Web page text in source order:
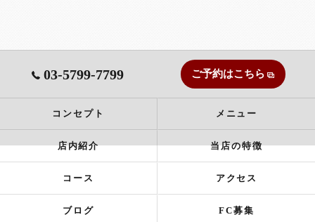
03-5799-7799 ご予約はこちら
コンセプト メニュー
店内紹介 当店の特徴
コース アクセス
ブログ FC募集